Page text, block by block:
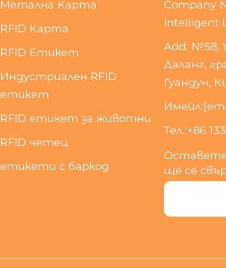
Метална Карта
RFID Карта
RFID Етикет
Индустриален RFID
етикет
RFID етикет за животни
RFID четец
етикети с баркод
Company
Intelligent
Add: №58,
Даланг,
Гуандун,
Имейл:
Тел.:+86
Оставете
ще се